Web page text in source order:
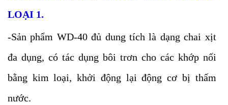
LOẠI 1.
-Sản phẩm WD-40 đủ dung tíchlà dạng chai xịt
đa dụng, có tác dụng bôi trơn cho các khớp nối
bằng kim loại, khởi động lại động cơ bị thấm
nước.